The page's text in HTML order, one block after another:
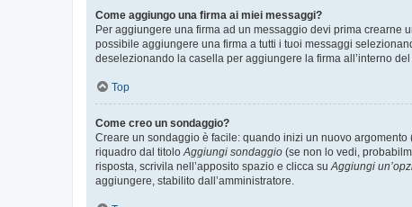
Come aggiungo una firma ai miei messaggi?
Per aggiungere una firma ad un messaggio devi prima crearne
possibile aggiungere una firma a tutti i tuoi messaggi
deselezionando la casella per aggiungere la firma all’interno del
Top
Come creo un sondaggio?
Creare un sondaggio è facile: quando inizi un nuovo
riquadro dal titolo Aggiungi sondaggio (se non lo vedi,
risposta, scrivila nell’apposito spazio e clicca su Aggiungi
aggiungere, stabilito dall’amministratore.